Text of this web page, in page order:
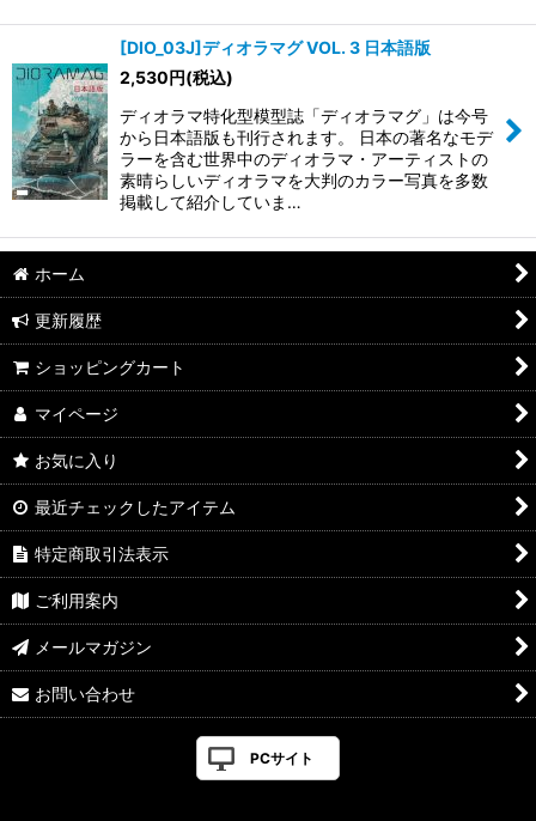
[DIO_03J]ディオラマグ VOL. 3 日本語版
2,530円(税込)
ディオラマ特化型模型誌「ディオラマグ」は今号
から日本語版も刊行されます。 日本の著名なモデ
ラーを含む世界中のディオラマ・アーティストの
素晴らしいディオラマを大判のカラー写真を多数
掲載して紹介していま…
ホーム
更新履歴
ショッピングカート
マイページ
お気に入り
最近チェックしたアイテム
特定商取引法表示
ご利用案内
メールマガジン
お問い合わせ
PCサイト